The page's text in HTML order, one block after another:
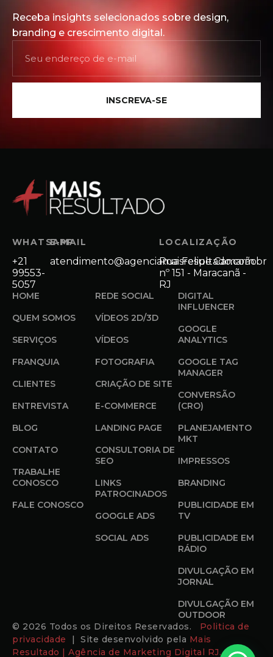
Receba insights selecionados sobre design,
branding e crescimento digital.
INSCREVA-SE
WHATSAPP
+21
99553-
5057
E-MAIL
atendimento@agenciamaisresultado.com.br
LOCALIZAÇÃO
Rua Felipe Camarão
nº 151 - Maracanã -
RJ
HOME
QUEM SOMOS
SERVIÇOS
FRANQUIA
CLIENTES
ENTREVISTA
BLOG
CONTATO
TRABALHE
CONOSCO
FALE CONOSCO
REDE SOCIAL
VÍDEOS 2D/3D
VÍDEOS
FOTOGRAFIA
CRIAÇÃO DE SITE
E-COMMERCE
LANDING PAGE
CONSULTORIA DE
SEO
LINKS
PATROCINADOS
GOOGLE ADS
SOCIAL ADS
DIGITAL
INFLUENCER
GOOGLE
ANALYTICS
GOOGLE TAG
MANAGER
CONVERSÃO
(CRO)
PLANEJAMENTO
MKT
IMPRESSOS
BRANDING
PUBLICIDADE EM
TV
PUBLICIDADE EM
RÁDIO
DIVULGAÇÃO EM
JORNAL
DIVULGAÇÃO EM
OUTDOOR
© 2026 Todos os Direitos Reservados. Politica de
privacidade
| Site desenvolvido pela Mais
Resultado | Agência de Marketing Digital RJ.